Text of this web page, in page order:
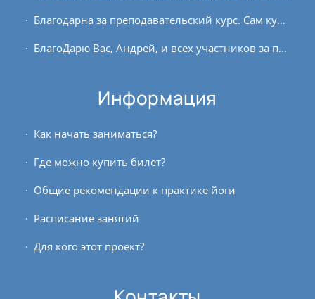
Благодарна за преподавательский курс. Сам курс очень понравился. Материалы грамотно структурированы, а преподаватели объясняют все доступным языком. Получила удовольствие...
БлагоДарю Вас, Андрей, и всех участников за практику, а также ребят, которые развивают проект! Третий курс был непростым, с различными препятствиями, особых достижений не...
Информация
Как начать заниматься?
Где можно купить билет?
Общие рекомендации к практике йоги
Расписание занятий
Для кого этот проект?